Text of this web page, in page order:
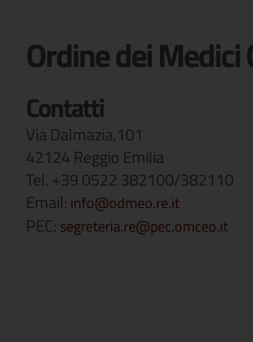
Ordine dei
Contatti
Via Dalmazia,101
42124 Reggio Emilia
Tel. +39 0522 382100/382110
Email: info@odmeo.re.it
PEC: segreteria.re@pec.omceo.it